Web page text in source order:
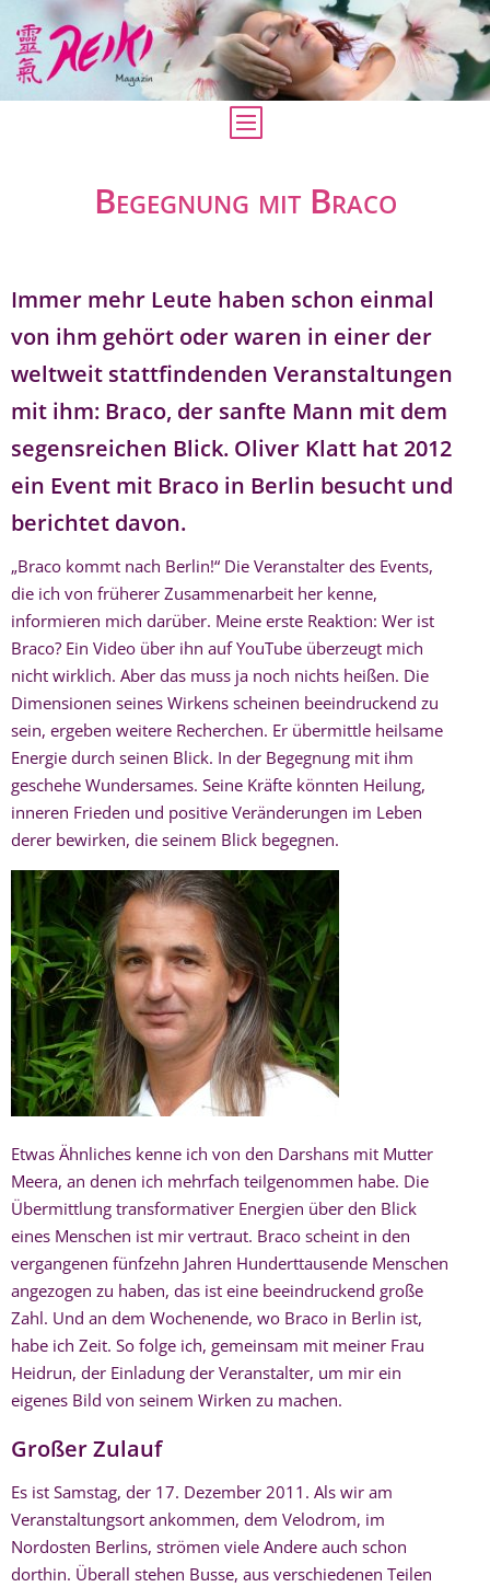
Begegnung mit Braco
Immer mehr Leute haben schon einmal
von ihm gehört oder waren in einer der
weltweit stattfindenden Veranstaltungen
mit ihm: Braco, der sanfte Mann mit dem
segensreichen Blick. Oliver Klatt hat 2012
ein Event mit Braco in Berlin besucht und
berichtet davon.
„Braco kommt nach Berlin!“ Die Veranstalter des Events,
die ich von früherer Zusammenarbeit her kenne,
informieren mich darüber. Meine erste Reaktion: Wer ist
Braco? Ein Video über ihn auf YouTube überzeugt mich
nicht wirklich. Aber das muss ja noch nichts heißen. Die
Dimensionen seines Wirkens scheinen beeindruckend zu
sein, ergeben weitere Recherchen. Er übermittle heilsame
Energie durch seinen Blick. In der Begegnung mit ihm
geschehe Wundersames. Seine Kräfte könnten Heilung,
inneren Frieden und positive Veränderungen im Leben
derer bewirken, die seinem Blick begegnen.
Etwas Ähnliches kenne ich von den Darshans mit Mutter
Meera, an denen ich mehrfach teilgenommen habe. Die
Übermittlung transformativer Energien über den Blick
eines Menschen ist mir vertraut. Braco scheint in den
vergangenen fünfzehn Jahren Hunderttausende Menschen
angezogen zu haben, das ist eine beeindruckend große
Zahl. Und an dem Wochenende, wo Braco in Berlin ist,
habe ich Zeit. So folge ich, gemeinsam mit meiner Frau
Heidrun, der Einladung der Veranstalter, um mir ein
eigenes Bild von seinem Wirken zu machen.
Großer Zulauf
Es ist Samstag, der 17. Dezember 2011. Als wir am
Veranstaltungsort ankommen, dem Velodrom, im
Nordosten Berlins, strömen viele Andere auch schon
dorthin. Überall stehen Busse, aus verschiedenen Teilen